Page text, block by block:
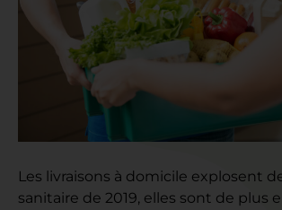
Les livraisons à domicile explosent
sanitaire de 2019, elles sont de plus